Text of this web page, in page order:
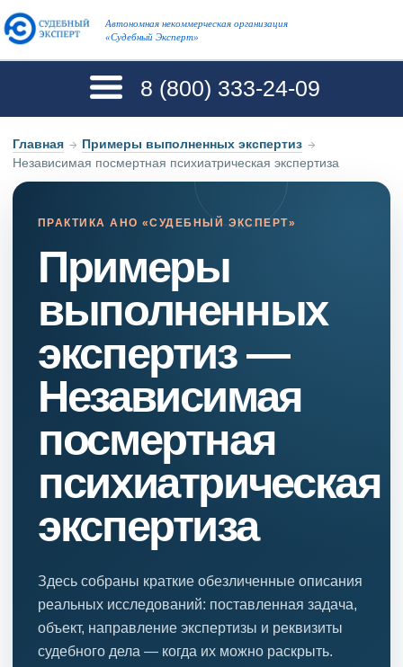
Автономная некоммерческая организация
«Судебный Эксперт»
8 (800) 333-24-09
Главная → Примеры выполненных экспертиз →
Независимая посмертная психиатрическая экспертиза
ПРАКТИКА АНО «СУДЕБНЫЙ ЭКСПЕРТ»
Примеры
выполненных
экспертиз —
Независимая
посмертная
психиатрическая
экспертиза
Здесь собраны краткие обезличенные описания
реальных исследований: поставленная задача,
объект, направление экспертизы и реквизиты
судебного дела — когда их можно раскрыть.